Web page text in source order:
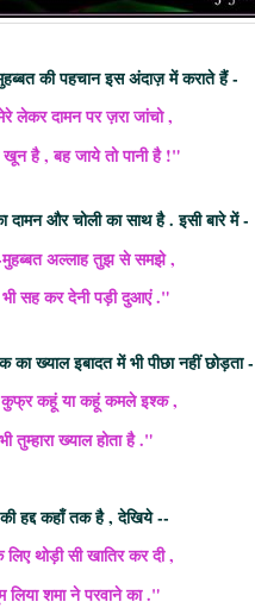
की पहचान इस अंदाज़ में कराते हैं -
लेकर दामन पर ज़रा जांचो ,
है , बह जाये तो पानी है !"
और चोली का साथ है . इसी बारे में -
अल्लाह तुझ से समझे ,
सह कर देनी पड़ी दुआएं ."
ख्याल इबादत में भी पीछा नहीं छोड़ता -
कहूं या कहूं कमले इश्क ,
तुम्हारा ख्याल होता है ."
हद्द कहाँ तक है , देखिये --
थोड़ी सी खातिर कर दी ,
लिया शमा ने परवाने का ."